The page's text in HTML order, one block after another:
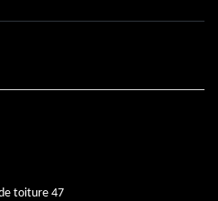
toiture 47